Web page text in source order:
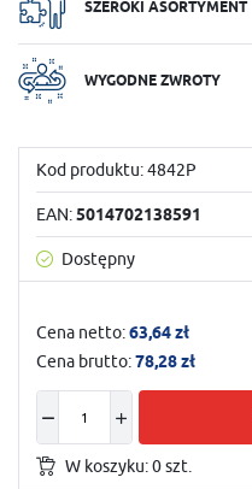
SZEROKI ASORTYMENT
WYGODNE ZWROTY
Kod produktu:4842P
EAN:5014702138591
Dostępny
Cena netto:63,64 zł
Cena brutto:78,28 zł
W koszyku:0szt.